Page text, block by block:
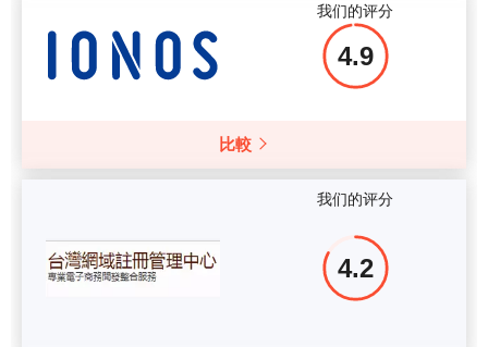
我们的评分
4.9
比較
我们的评分
4.2